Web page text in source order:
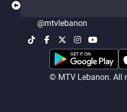
@mtvlebanon
© MTV Lebanon. All